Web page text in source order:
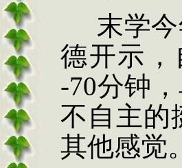
末学
德开示
-70分钟
不自主的
其他感觉。